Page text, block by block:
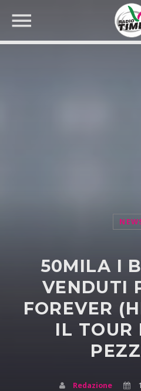
50MILA I
VENDUTI
FOREVER
IL TOUR
Redazione